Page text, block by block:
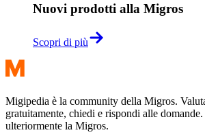
Nuovi prodotti alla Migros
Scopri di più
Migipedia è la community della Migros.
gratuitamente, chiedi e rispondi alle
ulteriormente la Migros.